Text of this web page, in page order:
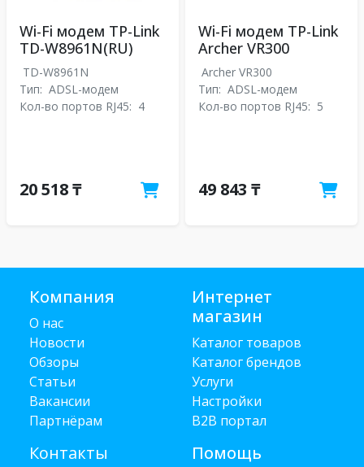
Wi-Fi модем TP-Link
TD-W8961N(RU)
TD-W8961N
Тип: ADSL-модем
Кол-во портов RJ45: 4
20 518 ₸
Wi-Fi модем TP-Link
Archer VR300
Archer VR300
Тип: ADSL-модем
Кол-во портов RJ45: 5
49 843 ₸
Компания
О нас
Новости
Обзоры
Статьи
Вакансии
Партнёрам
Контакты
Интернет
магазин
Каталог товаров
Каталог брендов
Услуги
Настройки
B2B портал
Помощь